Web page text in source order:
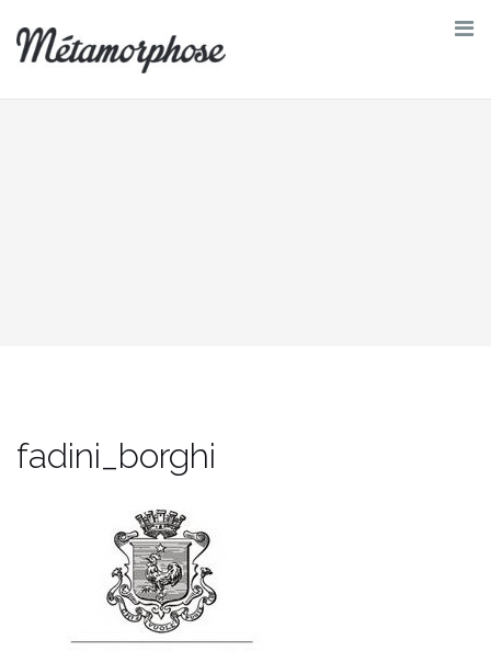
content
fadini_borghi